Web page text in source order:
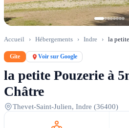
Accueil › Hébergements › Indre › la
Gîte Voir sur Google
la petite Pouzerie à
Châtre
Thevet-Saint-Julien, Indre (36400)